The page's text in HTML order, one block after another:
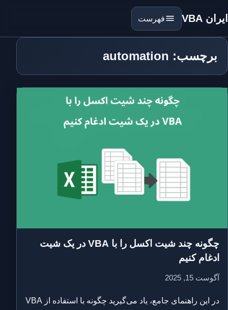
ایران VBA فهرست
برچسب: automation
چگونه چند شیت اکسل را با VBA در یک شیت
ادغام کنیم
آگوست 15, 2025
در این راهنمای جامع، یاد می‌گیرید چگونه با استفاده از VBA